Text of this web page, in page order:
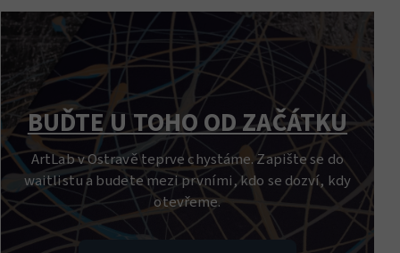
BUĎTE U TOHO OD ZAČÁTKU
ArtLab v Ostravě teprve chystáme. Zapište se do
waitlistu a budete mezi prvními, kdo se dozví, kdy
otevřeme.